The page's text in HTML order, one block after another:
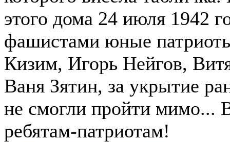
этого дома 24 июля 1942
фашистами юные
Кизим, Игорь Нейгов,
Ваня Зятин, за укрытие
не смогли пройти мимо...
ребятам-патриотам!